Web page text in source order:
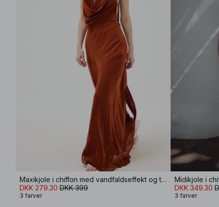
Maxikjole i chiffon med vandfaldseffekt og tørklæde
DKK 279.30 DKK 399
3 farver
Midikjole i
DKK 349.30
3 farver